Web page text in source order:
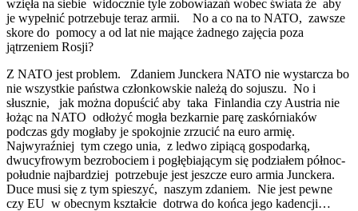
wzięła na siebie widocznie tyle zobowiazań wobec świata że aby
je wypełnić potrzebuje teraz armii. No a co na to NATO, zawsze
skore do pomocy a od lat nie mające żadnego zajęcia poza
jątrzeniem Rosji?
Z NATO jest problem. Zdaniem Junckera NATO nie wystarcza bo
nie wszystkie państwa członkowskie należą do sojuszu. No i
słusznie, jak można dopuścić aby taka Finlandia czy Austria nie
łożąc na NATO odłożyć mogła bezkarnie parę zaskórniaków
podczas gdy mogłaby je spokojnie zrzucić na euro armię.
Najwyraźniej tym czego unia, z ledwo zipiącą gospodarką,
dwucyfrowym bezrobociem i pogłębiającym się podziałem północ-
południe najbardziej potrzebuje jest jeszcze euro armia Junckera.
Duce musi się z tym spieszyć, naszym zdaniem. Nie jest pewne
czy EU w obecnym kształcie dotrwa do końca jego kadencji…